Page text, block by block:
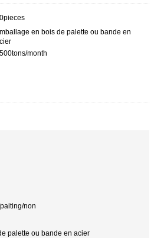
en bois de palette ou bande en
month
non
palette ou bande en acier